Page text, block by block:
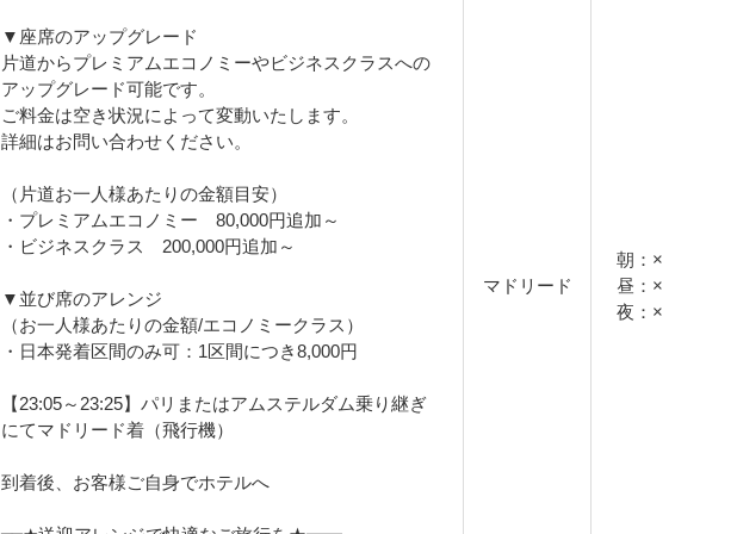
▼座席のアップグレード
片道からプレミアムエコノミーやビジネスクラスへの
アップグレード可能です。
ご料金は空き状況によって変動いたします。
詳細はお問い合わせください。
（片道お一人様あたりの金額目安）
・プレミアムエコノミー 80,000円追加～
・ビジネスクラス 200,000円追加～
▼並び席のアレンジ
（お一人様あたりの金額/エコノミークラス）
・日本発着区間のみ可：1区間につき8,000円
【23:05～23:25】パリまたはアムステルダム乗り継ぎ
にてマドリード着（飛行機）
到着後、お客様ご自身でホテルへ
マドリード
朝：×
昼：×
夜：×